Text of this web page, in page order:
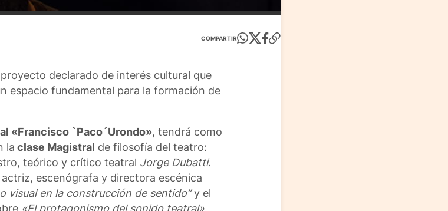
COMPARTIR
proyecto declarado de interés cultural que
espacio fundamental para la formación de
«Francisco `Paco´Urondo», tendrá como
la clase Magistral de filosofía del teatro:
teórico y crítico teatral Jorge Dubatti.
escenógrafa y directora escénica
visual en la construcción de sentido”y el
«El protagonismo del sonido teatral».